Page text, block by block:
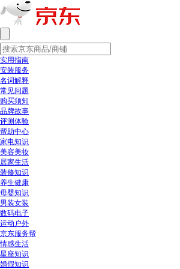
实用指南
安装服务
名词解释
常见问题
购买须知
品牌故事
评测体验
帮助中心
家电知识
美容美妆
居家生活
装修知识
养生健康
母婴知识
男装女装
数码电子
运动户外
京东服务帮
情感生活
星座知识
婚假知识